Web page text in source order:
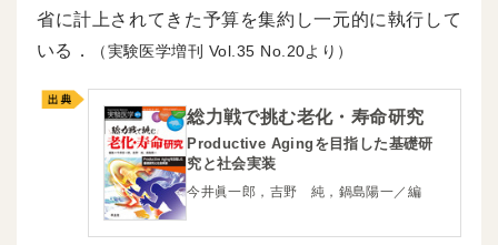
省に計上されてきた予算を集約し一元的に執行して
いる．
（実験医学増刊 35 20より）
総力戦で挑む老化・寿命研究
Productive Agingを目指した基礎研
究と社会実装
今井眞一郎，吉野 純，鍋島陽一／編